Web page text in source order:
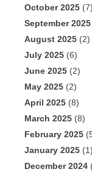
October 2025 (7)
September 2025
August 2025 (2)
July 2025 (6)
June 2025 (2)
May 2025 (2)
April 2025 (8)
March 2025 (8)
February 2025
January 2025 (1)
December 2024